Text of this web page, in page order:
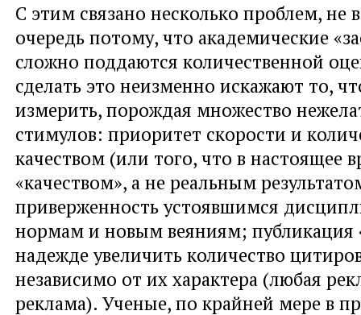
С этим связано несколько проблем, не
очередь потому, что академические
сложно поддаются количественной
сделать это неизменно искажают то,
измерить, порождая множество
стимулов: приоритет скорости и
качеством (или того, что в настоящее
«качеством», а не реальным
приверженность устоявшимся
нормам и новым веяниям; публикация
надежде увеличить количество
независимо от их характера (любая
реклама). Ученые, по крайней мере в